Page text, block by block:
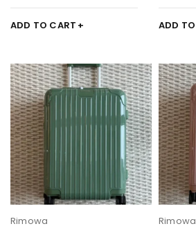
ADD TO CART ADD
Rimowa Rimowa